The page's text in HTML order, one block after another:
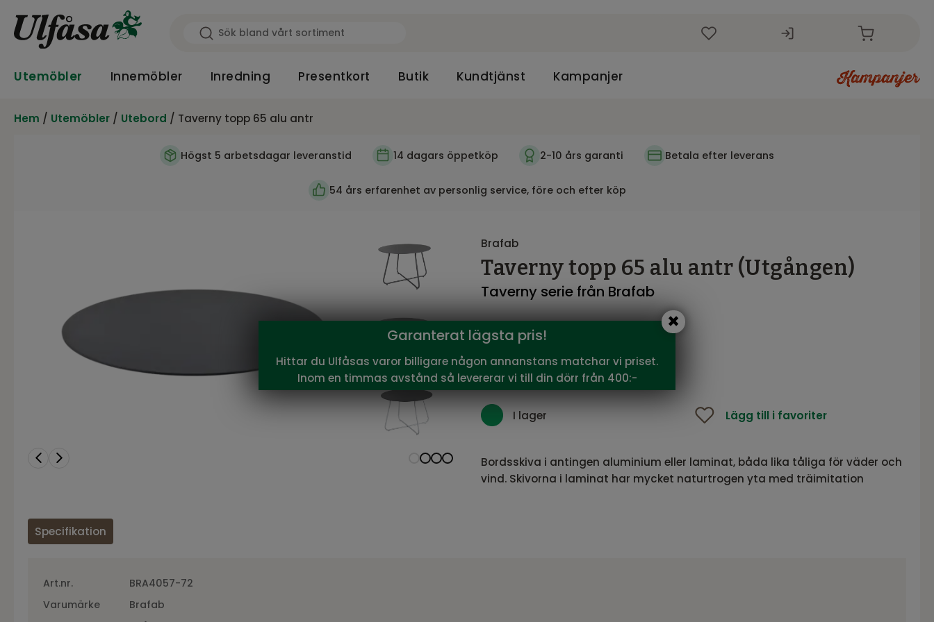
Utemöbler Innemöbler Inredning Presentkort Butik Kundtjänst Kampanjer
Hem / Utemöbler / Utebord / Taverny topp 65 alu antr
Högst 5 arbetsdagar leveranstid 14 dagars öppetköp 2-10 års garanti Betala efter leverans
54 års erfarenhet av personlig service, före och efter köp
Brafab
Taverny topp 65 alu antr (Utgången)
Taverny serie från Brafab
Vårt pris:896
I lager Lägg till i favoriter
Bordsskiva i antingen aluminium eller laminat, båda lika tåliga för väder och
vind. Skivorna i laminat har mycket naturtrogen yta med träimitation
Specifikation
Art.nr.
BRA4057-72
Varumärke
Brafab
Garanterat lägsta pris!
Hittar du Ulfåsas varor billigare någon annanstans matchar vi priset.
Inom en timmas avstånd så levererar vi till din dörr från 400:-